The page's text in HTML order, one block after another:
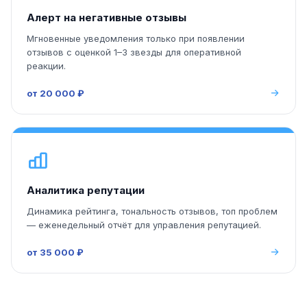
Алерт на негативные отзывы
Мгновенные уведомления только при появлении
отзывов с оценкой 1–3 звезды для оперативной
реакции.
от 20 000 ₽
Аналитика репутации
Динамика рейтинга, тональность отзывов, топ проблем
— еженедельный отчёт для управления репутацией.
от 35 000 ₽